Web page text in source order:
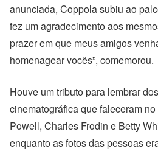
anunciada, Coppola subiu ao
fez um agradecimento aos
prazer em que meus amigos
homenagear vocês”, comemorou.
Houve um tributo para lembrar
cinematográfica que faleceram
Powell, Charles Frodin e Betty
enquanto as fotos das pessoas